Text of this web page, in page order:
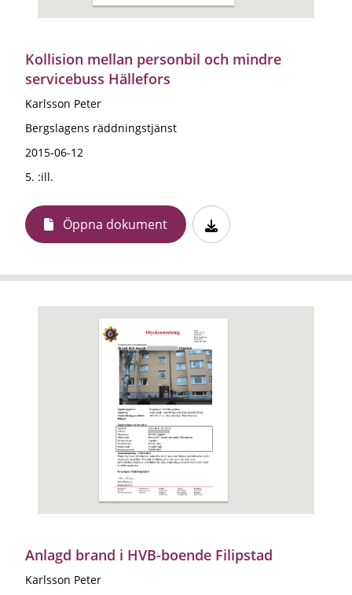
Kollision mellan personbil och mindre
servicebuss Hällefors
Karlsson Peter
Bergslagens räddningstjänst
2015-06-12
5. :ill.
Öppna dokument
Anlagd brand i HVB-boende Filipstad
Karlsson Peter